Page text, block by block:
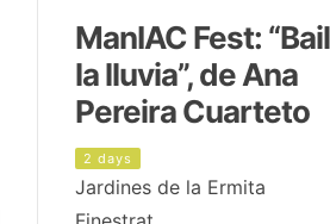
ManIAC Fest:
la lluvia”, de Ana
Pereira Cuarteto
2 days
Jardines de la Ermita